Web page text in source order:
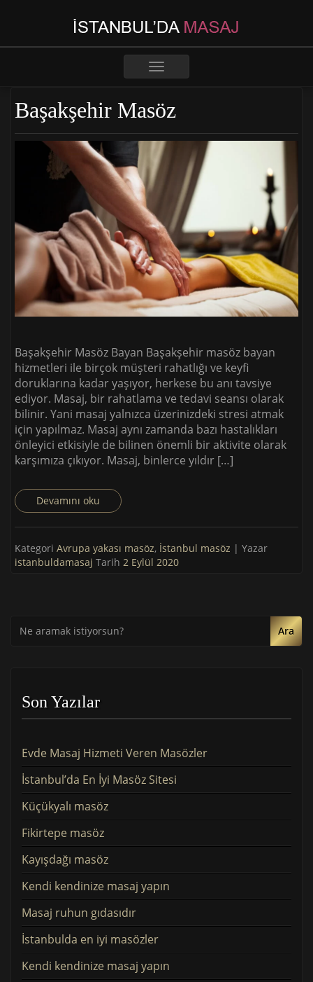
Toggle
Başakşehir Masöz
Başakşehir Masöz Bayan Başakşehir masöz bayan
hizmetleri ile birçok müşteri rahatlığı ve keyfi
doruklarına kadar yaşıyor, herkese bu anı tavsiye
ediyor. Masaj, bir rahatlama ve tedavi seansı olarak
bilinir. Yani masaj yalnızca üzerinizdeki stresi atmak
için yapılmaz. Masaj aynı zamanda bazı hastalıkları
önleyici etkisiyle de bilinen önemli bir aktivite olarak
karşımıza çıkıyor. Masaj, binlerce yıldır […]
Devamını oku
Kategori Avrupa yakası masöz, İstanbul masöz | Yazar
istanbuldamasaj Tarih 2 Eylül 2020
Ara
Son Yazılar
Evde Masaj Hizmeti Veren Masözler
İstanbul’da En İyi Masöz Sitesi
Küçükyalı masöz
Fikirtepe masöz
Kayışdağı masöz
Kendi kendinize masaj yapın
Masaj ruhun gıdasıdır
İstanbulda en iyi masözler
Kendi kendinize masaj yapın